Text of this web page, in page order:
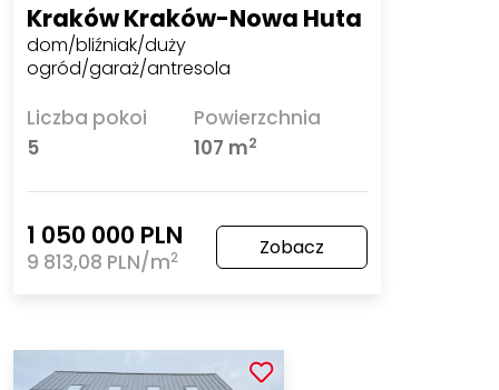
Kraków Kraków-Nowa Huta
dom/bliźniak/duży
ogród/garaż/antresola
Liczba pokoi
5
Powierzchnia
107 m2
1 050 000 PLN
9 813,08 PLN/m2 Zobacz